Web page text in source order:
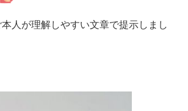
人が理解しやすい文章で提示しまし